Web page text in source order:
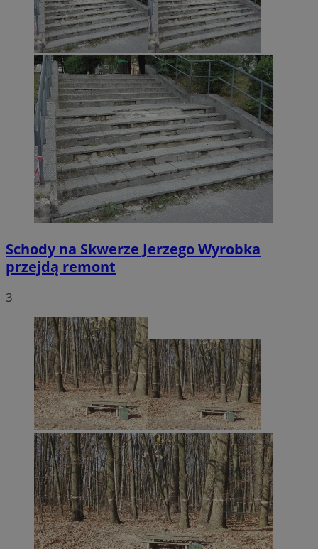
Schody na Skwerze Jerzego Wyrobka
przejdą remont
3